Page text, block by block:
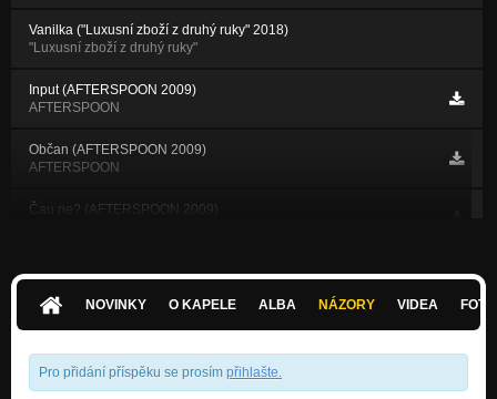
Vanilka ("Luxusní zboží z druhý ruky" 2018)
"Luxusní zboží z druhý ruky"
Input (AFTERSPOON 2009)
AFTERSPOON
Občan (AFTERSPOON 2009)
AFTERSPOON
Čau ne? (AFTERSPOON 2009)
Za západu (AFTERSPOON 2009)
Karel (AFTERSPOON 2009)
NOVINKY O KAPELE ALBA NÁZORY VIDEA
Pro přidání příspěku se prosím přihlašte.